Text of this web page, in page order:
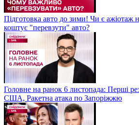
Підготовка авто до зими! Чи є ажіотаж
коштує "перевзути" авто?
Головне на ранок 6 листопада: Перші
США, Ракетна атака по Запоріжжю